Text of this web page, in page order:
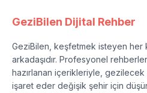
GeziBilen Dijital Rehber
GeziBilen, keşfetmek isteyen her
arkadaşıdır. Profesyonel
hazırlanan içerikleriyle,
işaret eder değişik şehir için